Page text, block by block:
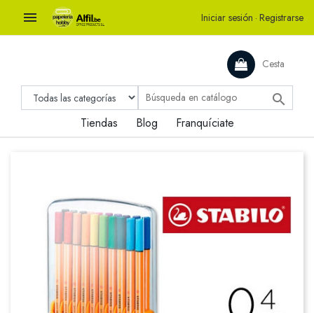
 Iniciar sesión · Registrarse
Cesta

Tiendas Blog Franquíciate